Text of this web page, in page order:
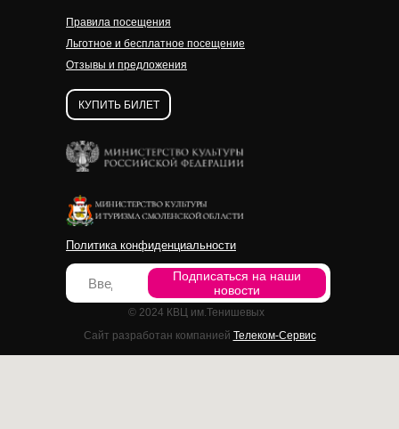
Правила посещения
Льготное и бесплатное посещение
Отзывы и предложения
© 2024 КВЦ им.Тенишевых
КУПИТЬ БИЛЕТ
Политика конфиденциальности
Подписаться на наши
новости
Сайт разработан компанией Телеком-Сервис